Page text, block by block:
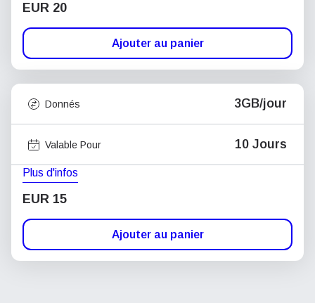
EUR 20
Ajouter au panier
Donnés 3GB/jour
Valable Pour 10 Jours
Plus d'infos
EUR 15
Ajouter au panier